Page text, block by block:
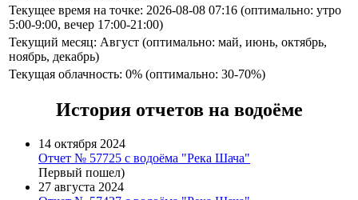
Текущее время на точке: 2026-08-08 07:16 (оптимально: утро
5:00-9:00, вечер 17:00-21:00)
Текущий месяц: Август (оптимально: май, июнь, октябрь,
ноябрь, декабрь)
Текущая облачность: 0% (оптимально: 30-70%)
История отчетов на водоёме
14 октября 2024
Отчет № 57725 с водоёма "Река Шача"
Первый пошел)
27 августа 2024